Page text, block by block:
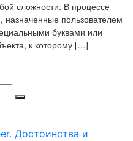
сложности. В процессе
назначенные пользователем
буквами или
к которому […]
Достоинства и